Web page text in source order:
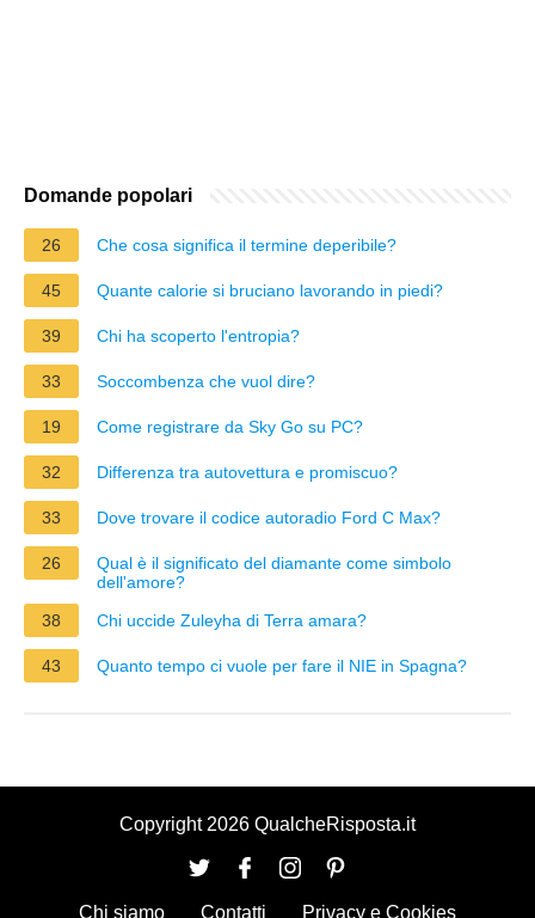
Domande popolari
26 Che cosa significa il termine deperibile?
45 Quante calorie si bruciano lavorando in piedi?
39 Chi ha scoperto l'entropia?
33 Soccombenza che vuol dire?
19 Come registrare da Sky Go su PC?
32 Differenza tra autovettura e promiscuo?
33 Dove trovare il codice autoradio Ford C Max?
26
Qual è il significato del diamante come simbolo
dell'amore?
38
Chi uccide Zuleyha di Terra amara?
43 Quanto tempo ci vuole per fare il NIE in Spagna?
Copyright 2026 QualcheRisposta.it
Chi siamo Contatti Privacy e Cookies